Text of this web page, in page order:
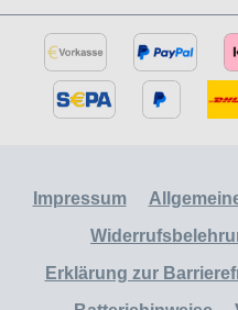
Impressum
Erklärung zur